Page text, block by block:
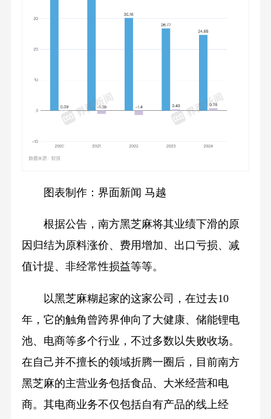
图表制作：界面新闻 马越
根据公告，南方黑芝麻将其业绩下滑的原
因归结为原料涨价、费用增加、出口亏损、减
值计提、非经常性损益等等。
以黑芝麻糊起家的这家公司，在过去10
年，它的触角曾跨界伸向了大健康、储能锂电
池、电商等多个行业，不过多数以失败收场。
在自己并不擅长的领域折腾一圈后，目前南方
黑芝麻的主营业务包括食品、大米经营和电
商。其电商业务不仅包括自有产品的线上经